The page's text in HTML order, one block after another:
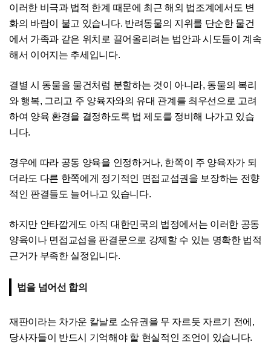
이러한 비극과 법적 한계 때문에 최근 해외 법조계에서도 변
화의 바람이 불고 있습니다. 반려동물의 지위를 단순한 물건
에서 가족과 같은 위치로 끌어올리려는 법안과 시도들이 계속
해서 이어지는 추세입니다.
결별 시 동물을 물건처럼 분할하는 것이 아니라, 동물의 복리
와 행복, 그리고 주 양육자와의 유대 관계를 최우선으로 고려
하여 양육 환경을 결정하도록 법 제도를 정비해 나가고 있습
니다.
경우에 따라 공동 양육을 인정하거나, 한쪽이 주 양육자가 되
더라도 다른 한쪽에게 정기적인 면접교섭권을 보장하는 전향
적인 판결들도 늘어나고 있습니다.
하지만 안타깝게도 아직 대한민국의 법정에서는 이러한 공동
양육이나 면접교섭을 판결문으로 강제할 수 있는 명확한 법적
근거가 부족한 실정입니다.
법을 넘어선 합의
재판이라는 차가운 칼날로 소유권을 무 자르듯 자르기 전에,
당사자들이 반드시 기억해야 할 현실적인 조언이 있습니다.